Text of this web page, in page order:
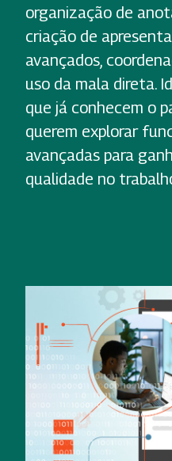
organização de
criação de
avançados,
uso da mala direta.
que já conhecem o
querem explorar
avançadas para
qualidade no